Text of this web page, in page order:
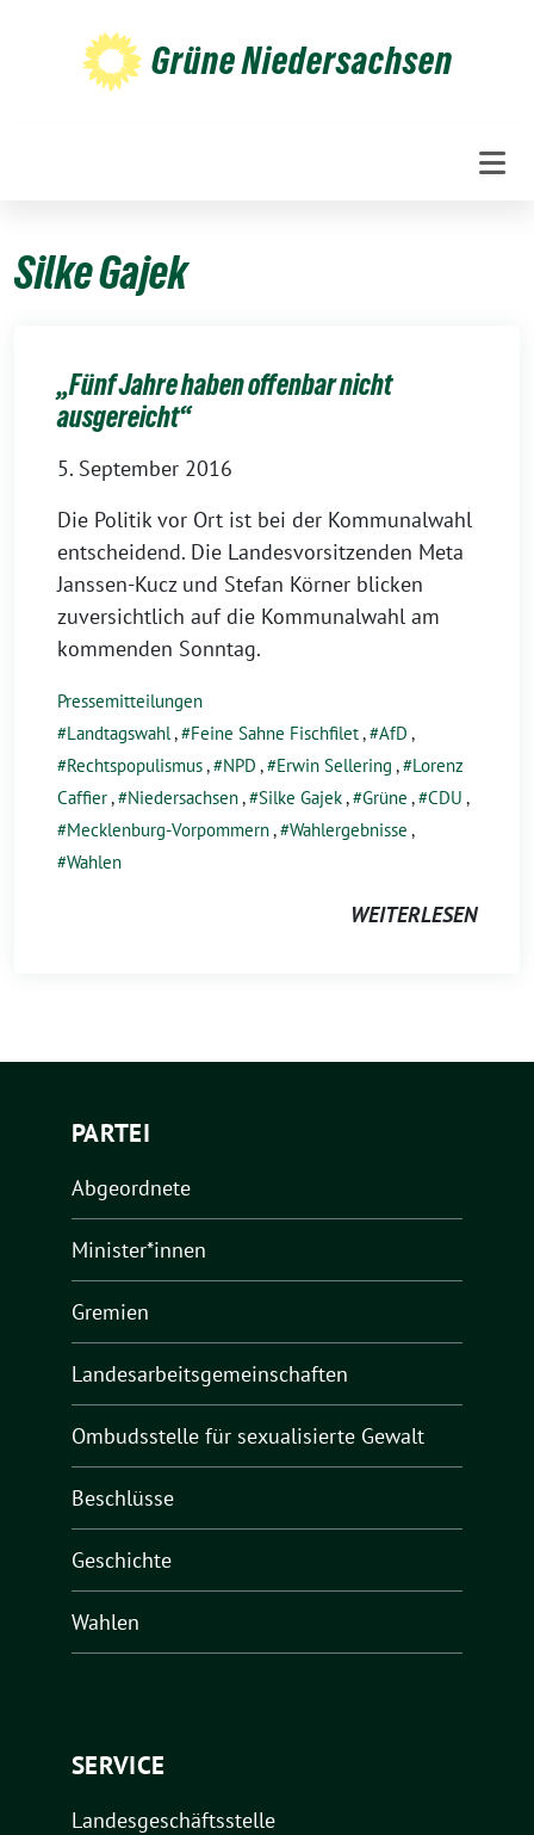
Grüne Niedersachsen
Silke Gajek
„Fünf Jahre haben offenbar nicht
ausgereicht“
5. September 2016
Die Politik vor Ort ist bei der Kommunalwahl
entscheidend. Die Landesvorsitzenden Meta
Janssen-Kucz und Stefan Körner blicken
zuversichtlich auf die Kommunalwahl am
kommenden Sonntag.
Pressemitteilungen
Landtagswahl, Feine Sahne Fischfilet, AfD ,
Rechtspopulismus, NPD , Erwin Sellering ,
Lorenz
Caffier, Niedersachsen, Silke Gajek, Grüne , CDU ,
Mecklenburg-Vorpommern, Wahlergebnisse ,
Wahlen
WEITERLESEN
PARTEI
Abgeordnete
Minister*innen
Gremien
Landesarbeitsgemeinschaften
Ombudsstelle für sexualisierte Gewalt
Beschlüsse
Geschichte
Wahlen
SERVICE
Landesgeschäftsstelle